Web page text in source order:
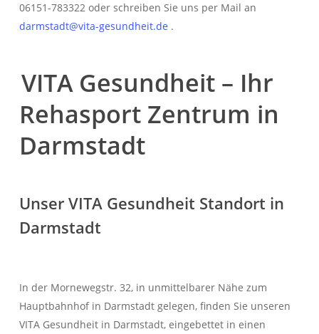
06151-783322 oder schreiben Sie uns per Mail an
darmstadt@vita-gesundheit.de .
VITA Gesundheit – Ihr
Rehasport Zentrum in
Darmstadt
Unser VITA Gesundheit Standort in
Darmstadt
In der Mornewegstr. 32, in unmittelbarer Nähe zum
Hauptbahnhof in Darmstadt gelegen, finden Sie unseren
VITA Gesundheit in Darmstadt, eingebettet in einen